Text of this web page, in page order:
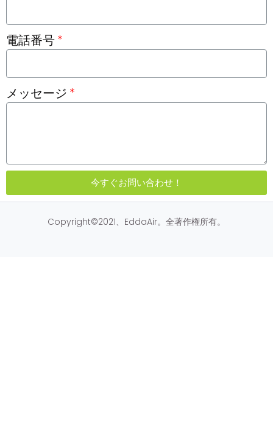
電話番号
メッセージ
今すぐお問い合わせ！
Copyright©2021、EddaAir。全著作権所有。